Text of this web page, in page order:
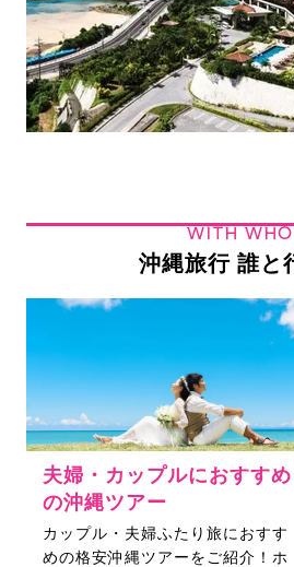
WITH
沖縄旅行 誰と
夫婦・カップルにおすすめ
の沖縄ツアー
カップル・夫婦ふたり旅におすす
めの格安沖縄ツアーをご紹介！ホ